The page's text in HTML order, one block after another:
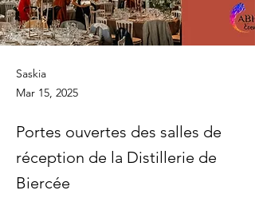
Saskia
Mar 15, 2025
Portes ouvertes des salles de
réception de la Distillerie de
Biercée